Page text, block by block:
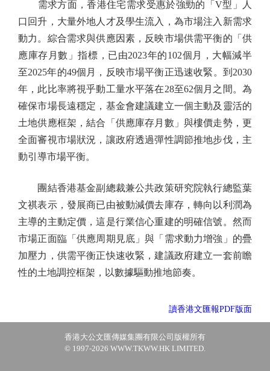
需求方面，香港住宅需求受惠於強勁的「V型」人
口回升，大量外地人才及學生流入，為市場注入新需求
動力。綜合需求與供應因素，反映市場供需平衡的「供
應庫存月數」指標，已由2023年的102個月，大幅減半
至2025年的49個月，反映市場平衡正迅速收緊。到2030
年，此比率將視乎動工量水平落在28至62個月之間。為
確保市場長遠穩定，基金會建議建立一個主動及靈活的
土地供應框架，結合「供應庫存月數」與樓價走勢，更
全面審視市場狀況，讓政府透過彈性調節推地步伐，主
動引導市場平衡。
團結香港基金副總裁兼公共政策研究院執行總監葉
文祺表示，發展商已由被動減價去庫存，轉向以利潤為
主導的主動定價，這是行業信心重建的明確信號。然而
市場正面臨「供應周期見底」與「需求動力增強」的疊
加壓力，供需平衡正快速收緊，建議政府建立一套前瞻
性的土地調控框架，以數據驅動推地節奏。
讀香港文匯報PDF版面
香港大公文匯傳媒集團有限公司版權所有
© 1997-2026 WWW.TKWW.HK LIMITED.